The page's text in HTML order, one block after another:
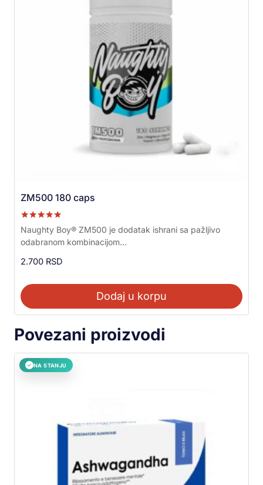
ZM500 180 caps
Ocenjeno sa
5.00
od 5
Naughty Boy® ZM500 je dodatak ishrani sa pažljivo
odabranom kombinacijom...
2.700 RSD
Dodaj u korpu
Povezani proizvodi
✓ NA STANJU